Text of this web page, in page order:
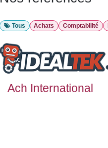
Tous Achats Comptabilité
Ach International